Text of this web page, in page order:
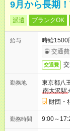
9月から長期
派遣 ブランクOK
給与
時給1500
交通
交通費
勤務地
東京都八
南大沢駅
財団・
勤務時間 9:00～